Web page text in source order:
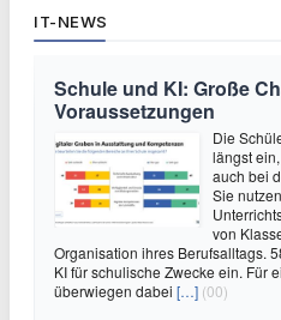
IT-NEWS
Schule und KI: Große
Voraussetzungen
Die
längst
auch bei
Sie
von
Organisation ihres Berufsalltags.
KI für schulische Zwecke ein. Für
überwiegen dabei […] (00)